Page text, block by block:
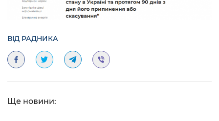
ВІД РАДНИКА
Ще новини: